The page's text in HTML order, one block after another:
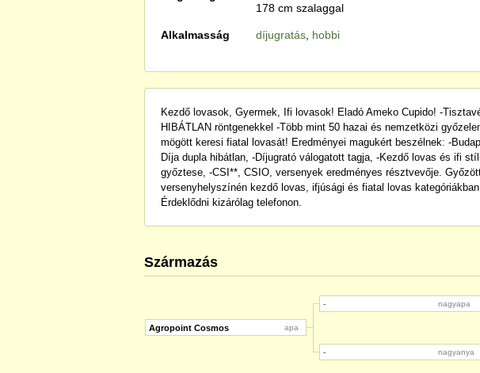
178 cm szalaggal
Alkalmasság díjugratás hobbi
Kezdő lovasok, Gyermek, Ifi lovasok! Eladó Ameko Cupido! -
HIBÁTLAN röntgenekkel -Több mint 50 hazai és nemzetközi
mögött keresi fiatal lovasát! Eredményei magukért beszélnek: -
Díja dupla hibátlan, -Díjugrató válogatott tagja, -Kezdő lovas és ifi
győztese, -CSI**, CSIO, versenyek eredményes résztvevője.
versenyhelyszínén kezdő lovas, ifjúsági és fiatal lovas
Érdeklődni kizárólag telefonon.
Származás
Agropoint Cosmos apa
- nagyapa
- nagyanya